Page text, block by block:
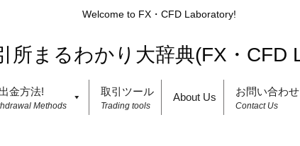
Welcome to FX・CFD Laboratory!
金方法!
Methods
取引ツール
Trading tools
About Us お問い合わせ
Contact Us